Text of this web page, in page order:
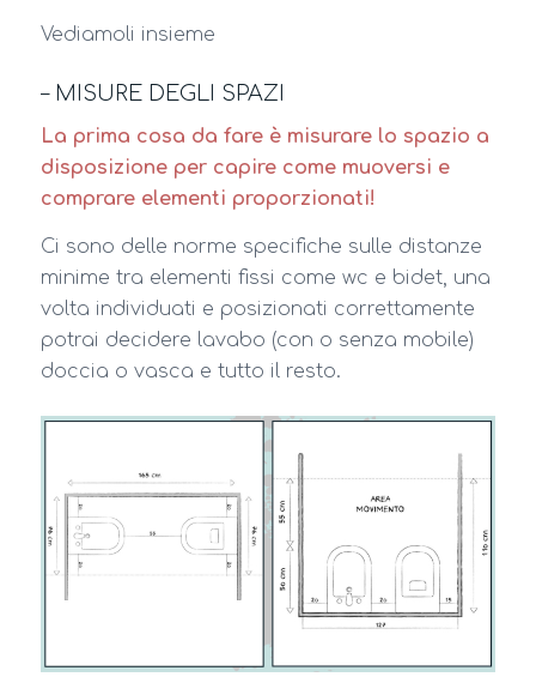
Vediamoli insieme
– MISURE DEGLI SPAZI
La prima cosa da fare è misurare lo spazio a
disposizione per capire come muoversi e
comprare elementi proporzionati!
Ci sono delle norme specifiche sulle distanze
minime tra elementi fissi come wc e bidet, una
volta individuati e posizionati correttamente
potrai decidere lavabo (con o senza mobile)
doccia o vasca e tutto il resto.